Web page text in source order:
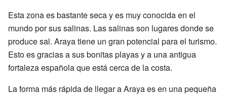
Esta zona es bastante seca y es muy conocida en el
mundo por sus salinas. Las salinas son lugares donde se
produce sal. Araya tiene un gran potencial para el turismo.
Esto es gracias a sus bonitas playas y a una antigua
fortaleza española que está cerca de la costa.
La forma más rápida de llegar a Araya es en una pequeña